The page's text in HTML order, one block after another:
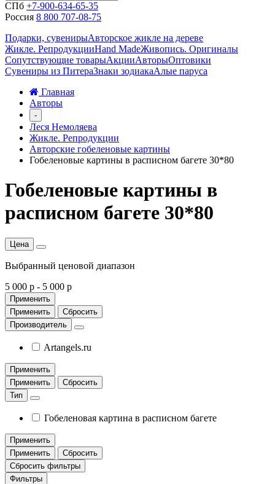
СПб +7-900-634-65-35
Россия 8 800 707-08-75
Подарки, сувенирыАвторское жикле на дереве
Жикле. РепродукцииHand MadeЖивопись. Оригиналы
Сопутствующие товарыАкцииАвторыОптовики
Сувениры из ПитераЗнаки зодиакаАлые паруса
Главная
Авторы
-
Леся Немоляева
Жикле. Репродукции
Авторские гобеленовые картины
Гобеленовые картины в расписном багете 30*80
Гобеленовые картины в
расписном багете 30*80
Цена
Выбранный ценовой диапазон
5 000 р - 5 000 р
Применить
Применить
Сбросить
Производитель
Artangels.ru
Применить
Применить
Сбросить
Тип
Гобеленовая картина в расписном багете
Применить
Применить
Сбросить
Сбросить фильтры
Фильтры